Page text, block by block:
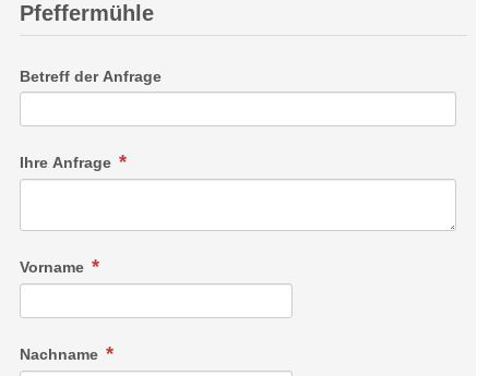
Pfeffermühle
Betreff der Anfrage
Ihre Anfrage
Vorname
Nachname